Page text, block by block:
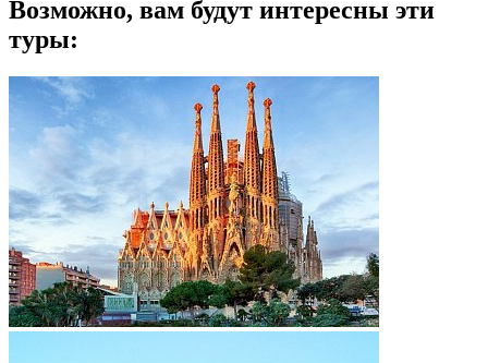
Возможно, вам будут интересны эти
туры: